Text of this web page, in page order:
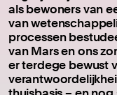
als bewoners van
van
processen
van Mars en ons
er terdege bewust